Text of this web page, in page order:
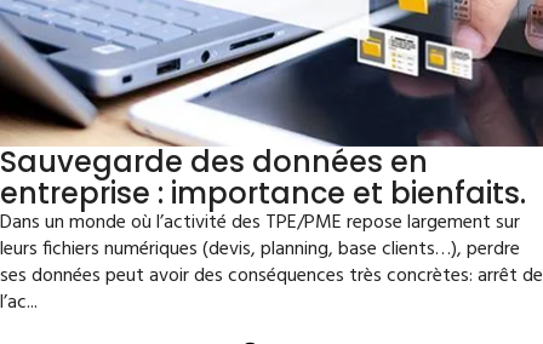
Sauvegarde des données en
entreprise : importance et bienfaits.
Dans un monde où l’activité des TPE/PME repose largement sur
leurs fichiers numériques (devis, planning, base clients…), perdre
ses données peut avoir des conséquences très concrètes: arrêt de
l’ac...